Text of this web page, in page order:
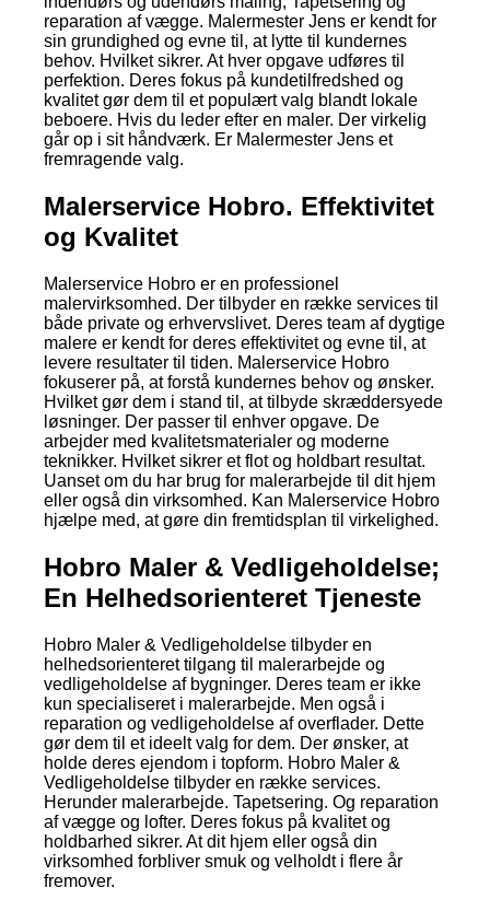
reparation af vægge. Malermester Jens er kendt for
sin grundighed og evne til, at lytte til kundernes
behov. Hvilket sikrer. At hver opgave udføres til
perfektion. Deres fokus på kundetilfredshed og
kvalitet gør dem til et populært valg blandt lokale
beboere. Hvis du leder efter en maler. Der virkelig
går op i sit håndværk. Er Malermester Jens et
fremragende valg.
Malerservice Hobro. Effektivitet
og Kvalitet
Malerservice Hobro er en professionel
malervirksomhed. Der tilbyder en række services til
både private og erhvervslivet. Deres team af dygtige
malere er kendt for deres effektivitet og evne til, at
levere resultater til tiden. Malerservice Hobro
fokuserer på, at forstå kundernes behov og ønsker.
Hvilket gør dem i stand til, at tilbyde skræddersyede
løsninger. Der passer til enhver opgave. De
arbejder med kvalitetsmaterialer og moderne
teknikker. Hvilket sikrer et flot og holdbart resultat.
Uanset om du har brug for malerarbejde til dit hjem
eller også din virksomhed. Kan Malerservice Hobro
hjælpe med, at gøre din fremtidsplan til virkelighed.
Hobro Maler & Vedligeholdelse;
En Helhedsorienteret Tjeneste
Hobro Maler & Vedligeholdelse tilbyder en
helhedsorienteret tilgang til malerarbejde og
vedligeholdelse af bygninger. Deres team er ikke
kun specialiseret i malerarbejde. Men også i
reparation og vedligeholdelse af overflader. Dette
gør dem til et ideelt valg for dem. Der ønsker, at
holde deres ejendom i topform. Hobro Maler &
Vedligeholdelse tilbyder en række services.
Herunder malerarbejde. Tapetsering. Og reparation
af vægge og lofter. Deres fokus på kvalitet og
holdbarhed sikrer. At dit hjem eller også din
virksomhed forbliver smuk og velholdt i flere år
fremover.